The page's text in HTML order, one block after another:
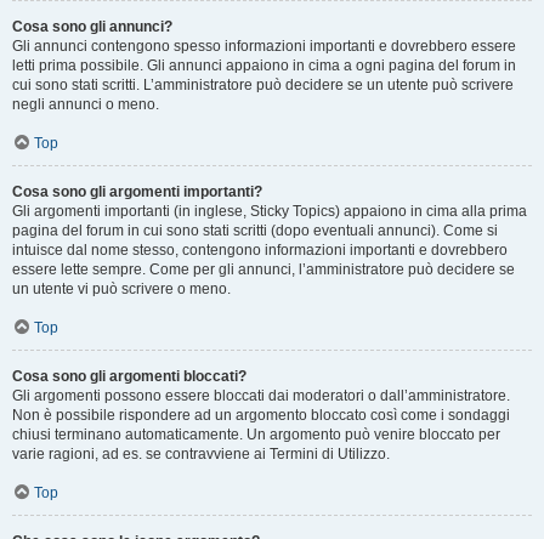
Cosa sono gli annunci?
Gli annunci contengono spesso informazioni importanti e dovrebbero essere
letti prima possibile. Gli annunci appaiono in cima a ogni pagina del forum in
cui sono stati scritti. L’amministratore può decidere se un utente può scrivere
negli annunci o meno.
Top
Cosa sono gli argomenti importanti?
Gli argomenti importanti (in inglese, Sticky Topics) appaiono in cima alla prima
pagina del forum in cui sono stati scritti (dopo eventuali annunci). Come si
intuisce dal nome stesso, contengono informazioni importanti e dovrebbero
essere lette sempre. Come per gli annunci, l’amministratore può decidere se
un utente vi può scrivere o meno.
Top
Cosa sono gli argomenti bloccati?
Gli argomenti possono essere bloccati dai moderatori o dall’amministratore.
Non è possibile rispondere ad un argomento bloccato così come i sondaggi
chiusi terminano automaticamente. Un argomento può venire bloccato per
varie ragioni, ad es. se contravviene ai Termini di Utilizzo.
Top